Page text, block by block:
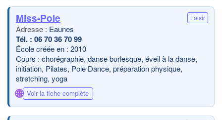
Miss-Pole Loisir
Eaunes
06 70 36 70 99
École créée en : 2010
Cours : chorégraphie, danse burlesque, éveil à la danse,
initiation, Pilates, Pole Dance, préparation physique,
stretching, yoga
🌐 Voir la fiche complète